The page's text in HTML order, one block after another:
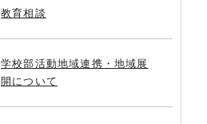
教育相談
学校部活動地域連携・地域展
開について